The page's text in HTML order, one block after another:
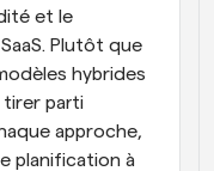
et le
Plutôt que
hybrides
parti
approche,
planification à